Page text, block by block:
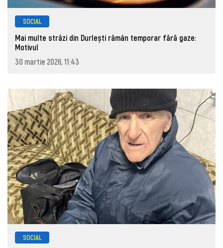
SOCIAL
Mai multe străzi din Durlești rămân temporar fără gaze:
Motivul
30 martie 2026, 11:43
SOCIAL